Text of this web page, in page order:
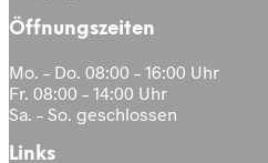
Öffnungszeiten
Mo. – Do. 08:00 – 16:00 Uhr
Fr. 08:00 – 14:00 Uhr
Sa. – So. geschlossen
Links